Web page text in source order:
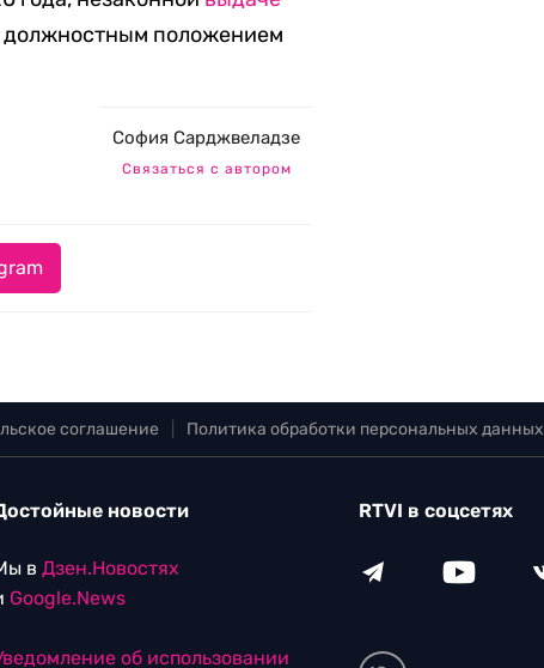
должностным положением
София Сарджвеладзе
Связаться с автором
соглашение Политика обработки персональных данных
новости
в Дзен.Новостях
Google.News
об использовании
RTVI в соцсетях